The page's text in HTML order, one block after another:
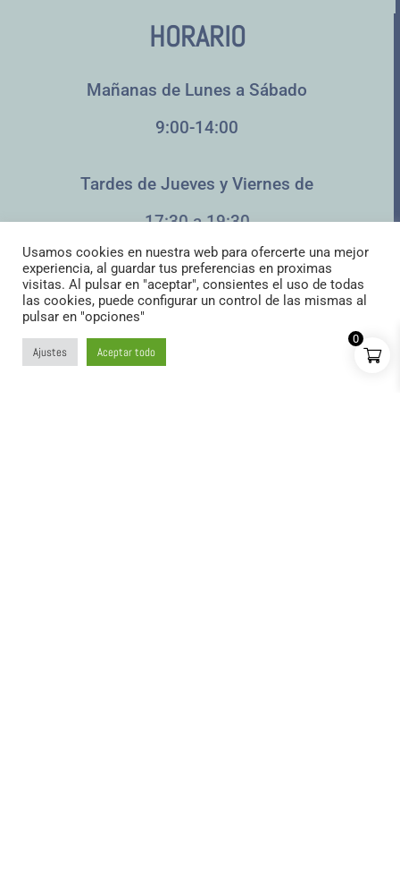
0
Pack Croquetas LOVER
21.99€ + AÑADIR:
HORARIO
Mañanas de Lunes a Sábado
9:00-14:00
Tardes de Jueves y Viernes de
17:30 a 19:30
Usamos cookies en nuestra web para ofercerte una mejor
experiencia, al guardar tus preferencias en proximas
visitas. Al pulsar en "aceptar", consientes el uso de todas
las cookies, puede configurar un control de las mismas al
pulsar en "opciones"
Ajustes Aceptar todo